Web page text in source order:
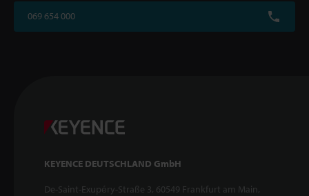
069 654 000
KEYENCE DEUTSCHLAND GmbH
De-Saint-Exupéry-Straße 3, 60549 Frankfurt am Main,